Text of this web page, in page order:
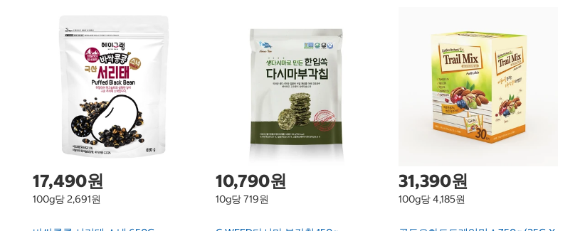
17,490원
100g당 2,691원
10,790원
10g당 719원
31,390원
100g당 4,185원